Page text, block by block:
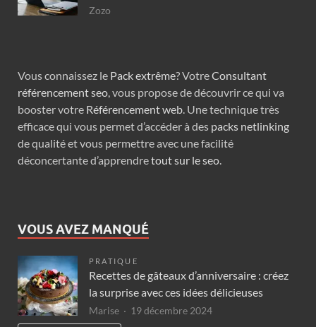
Zozo
Vous connaissez le Pack extrême? VotreConsultant
référencement seo, vous propose de découvrir ce qui va
booster votre Référencement web. Une technique très
efficace qui vous permet d’accéder à des packs netlinking
de qualité et vous permettre avec une facilité
déconcertante d’apprendretout sur le seo.
VOUS AVEZ MANQUÉ
PRATIQUE
Recettes de gâteaux d’anniversaire : créez
la surprise avec ces idées délicieuses
Marise
19 décembre 2024